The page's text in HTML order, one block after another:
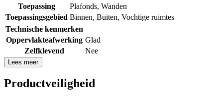
Toepassing
Plafonds, Wanden
Toepassingsgebied Binnen, Buiten, Vochtige ruimtes
Technische kenmerken
Oppervlakteafwerking Glad
Zelfklevend
Nee
Lees meer
Productveiligheid